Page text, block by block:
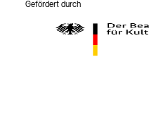
Gefördert durch